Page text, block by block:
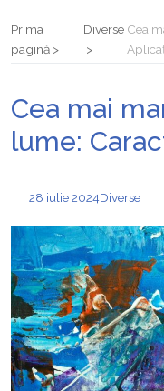
Prima
pagină
Diverse Cea
Cea mai
lume:
28 iulie 2024Diverse